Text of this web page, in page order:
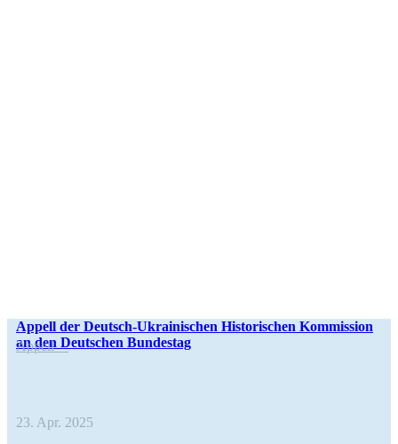
Appell der Deutsch-Ukrai­­ni­­schen His­to­ri­schen Kom­mis­sion
an den Deut­schen Bundestag
Appell
23. Apr. 2025